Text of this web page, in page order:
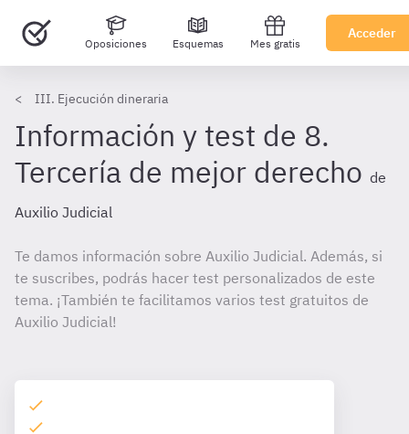
Oposiciones Esquemas Mes gratis
Acceder
III. Ejecución dineraria
Información y test de 8.
Tercería de mejor derecho de
Auxilio Judicial
Te damos información sobre Auxilio Judicial. Además, si
te suscribes, podrás hacer test personalizados de este
tema. ¡También te facilitamos varios test gratuitos de
Auxilio Judicial!